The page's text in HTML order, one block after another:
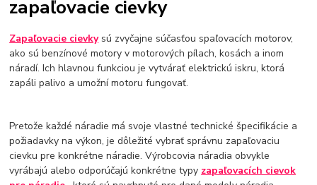
zapaľovacie cievky
Zapaľovacie cievkysú zvyčajne súčasťou spaľovacích motorov,
ako sú benzínové motory v motorových pílach, kosách a inom
náradí. Ich hlavnou funkciou je vytvárať elektrickú iskru, ktorá
zapáli palivo a umožní motoru fungovať.
Pretože každé náradie má svoje vlastné technické špecifikácie a
požiadavky na výkon, je dôležité vybrať správnu zapaľovaciu
cievku pre konkrétne náradie. Výrobcovia náradia obvykle
vyrábajú alebo odporúčajú konkrétne typy zapaľovacích cievok